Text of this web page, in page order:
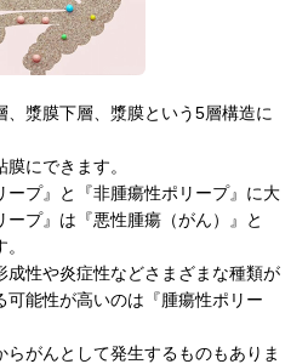
、漿膜下層、漿膜という5層構造に
にできます。
ープ』と『非腫瘍性ポリープ』に大
プ』は『悪性腫瘍（がん）』と
成性や炎症性などさまざまな種類が
可能性が高いのは『腫瘍性ポリー
らがんとして発生するものもありま